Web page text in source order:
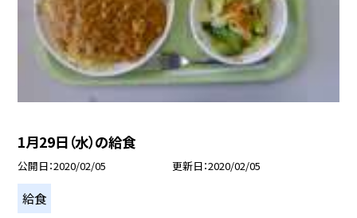
1月29日（水）の給食
公開日 2020/02/05 更新日 2020/02/05
給食